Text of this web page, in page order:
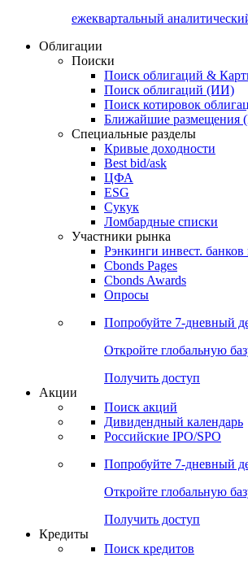
ежеквартальный
Облигации
Поиски
Поиск облигаций &
Поиск облигаций (ИИ)
Поиск котировок
Ближайшие размещения
Специальные разделы
Кривые доходности
Best bid/ask
ЦФА
ESG
Сукук
Ломбардные списки
Участники рынка
Рэнкинги инвест. банков
Cbonds Pages
Cbonds Awards
Опросы
Попробуйте 7-дневный
Откройте глобальную
Получить доступ
Акции
Поиск акций
Дивидендный календарь
Российские IPO/SPO
Попробуйте 7-дневный
Откройте глобальную
Получить доступ
Кредиты
Поиск кредитов